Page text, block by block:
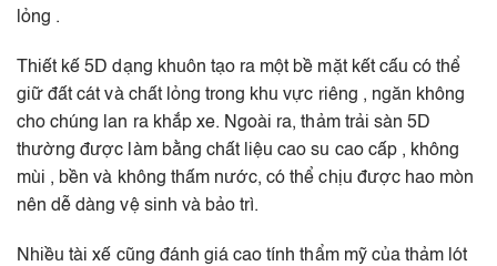
lỏng .
Thiết kế 5D dạng khuôn tạo ra một bề mặt kết cấu có thể
giữ đất cát và chất lỏng trong khu vực riêng , ngăn không
cho chúng lan ra khắp xe. Ngoài ra, thảm trải sàn 5D
thường được làm bằng chất liệu cao su cao cấp , không
mùi , bền và không thấm nước, có thể chịu được hao mòn
nên dễ dàng vệ sinh và bảo trì.
Nhiều tài xế cũng đánh giá cao tính thẩm mỹ của thảm lót